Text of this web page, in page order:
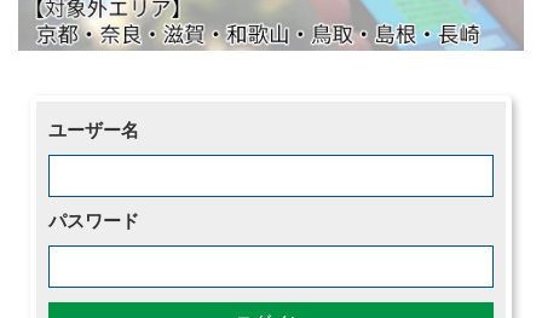
ユーザー名
パスワード